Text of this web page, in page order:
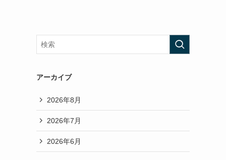
アーカイブ
2026年8月
2026年7月
2026年6月